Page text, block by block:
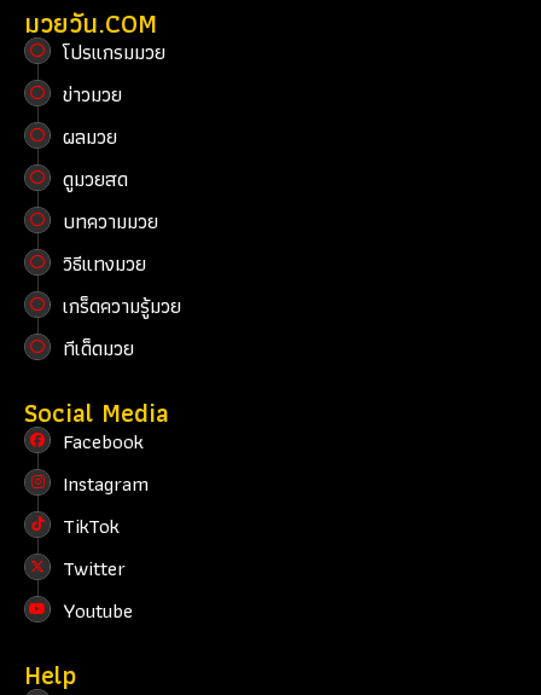
มวยวัน.COM
โปรแกรมมวย
ข่าวมวย
ผลมวย
ดูมวยสด
บทความมวย
วิธีแทงมวย
เกร็ดความรู้มวย
ทีเด็ดมวย
Social Media
Facebook
Instagram
TikTok
Twitter
Youtube
Help